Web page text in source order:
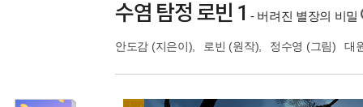
수염 탐정 로빈 1 - 버려진 별장의 비밀
안도감 (지은이), 로빈 (원작), 정수영 (그림) 대